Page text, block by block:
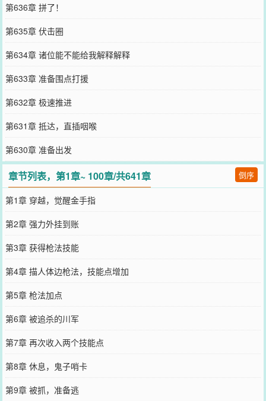
第636章 拼了！
第635章 伏击圈
第634章 诸位能不能给我解释解释
第633章 准备围点打援
第632章 极速推进
第631章 抵达，直插咽喉
第630章 准备出发
章节列表，第1章~ 100章/共641章 倒序
第1章 穿越，觉醒金手指
第2章 强力外挂到账
第3章 获得枪法技能
第4章 描人体边枪法，技能点增加
第5章 枪法加点
第6章 被追杀的川军
第7章 再次收入两个技能点
第8章 休息，鬼子哨卡
第9章 被抓，准备逃